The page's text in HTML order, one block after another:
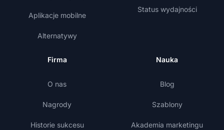
Aplikacje mobilne
Alternatywy
Status wydajności
Firma
O nas
Nagrody
Historie sukcesu
Nauka
Blog
Szablony
Akademia marketingu